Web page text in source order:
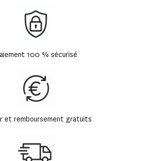
100 % sécurisé
et remboursement gratuits